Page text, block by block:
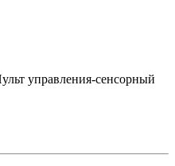
управления-сенсорный